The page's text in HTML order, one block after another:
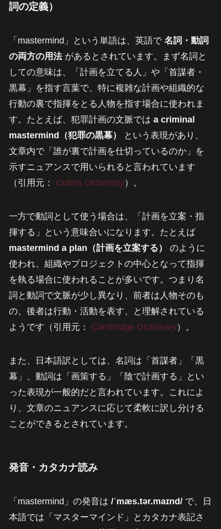
詞の定義）
「mastermind」という単語は、英語で 名詞・動詞
の両方の用法があるとされています。まず名詞と
しての意味は、「計画を立てる人」や「首謀者・
黒幕」を指す言葉で、特に複雑な計画や組織的な
行動の裏で指揮をとる人物を指す場合に使われま
す。たとえば、犯罪計画の文脈では a criminal
mastermind（犯罪の黒幕）
という表現があり、
文章内で「誰が裏で計画を仕切っているのか」を
示すニュアンスで用いられると言われています
（引用元： Collins Dictionary）。
一方で動詞として使う場合は、「計画を立案・指
揮する」という意味合いになります。たとえば
mastermind a plan（計画を立案する）
のように
使われ、組織やプロジェクトの中心となって指揮
を執る場合に使われることが多いです。つまり名
詞と動詞で文脈が少し異なり、前者は人物そのも
の、後者は行動・活動を表す、と理解されている
ようです（引用元： Cambridge Dictionary）。
また、日本語訳としては、名詞は「首謀者」「黒
幕」、動詞は「画策する」「陰で計画する」とい
った表現が一般的だと言われています。これによ
り、文章のニュアンスに応じて柔軟に訳し分ける
ことができるとされています。
発音・カタカナ読み
「mastermind」の発音は /ˈmæs.tər.maɪnd/で、日
本語では「マスターマインド」とカタカナ表記さ